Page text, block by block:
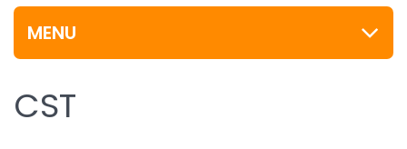
MENU
CST